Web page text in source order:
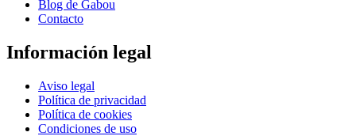
Blog de Gabou
Contacto
Información legal
Aviso legal
Política de privacidad
Política de cookies
Condiciones de uso